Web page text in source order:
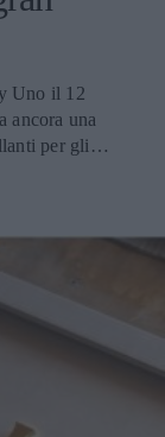
Uno il 12
ancora una
per gli